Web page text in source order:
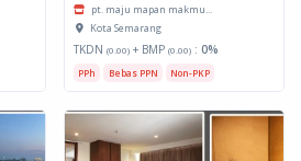
pt. maju mapan makmu...
Kota Semarang
TKDN (0.00) + BMP (0.00) : 0%
PPh Bebas PPN Non-PKP